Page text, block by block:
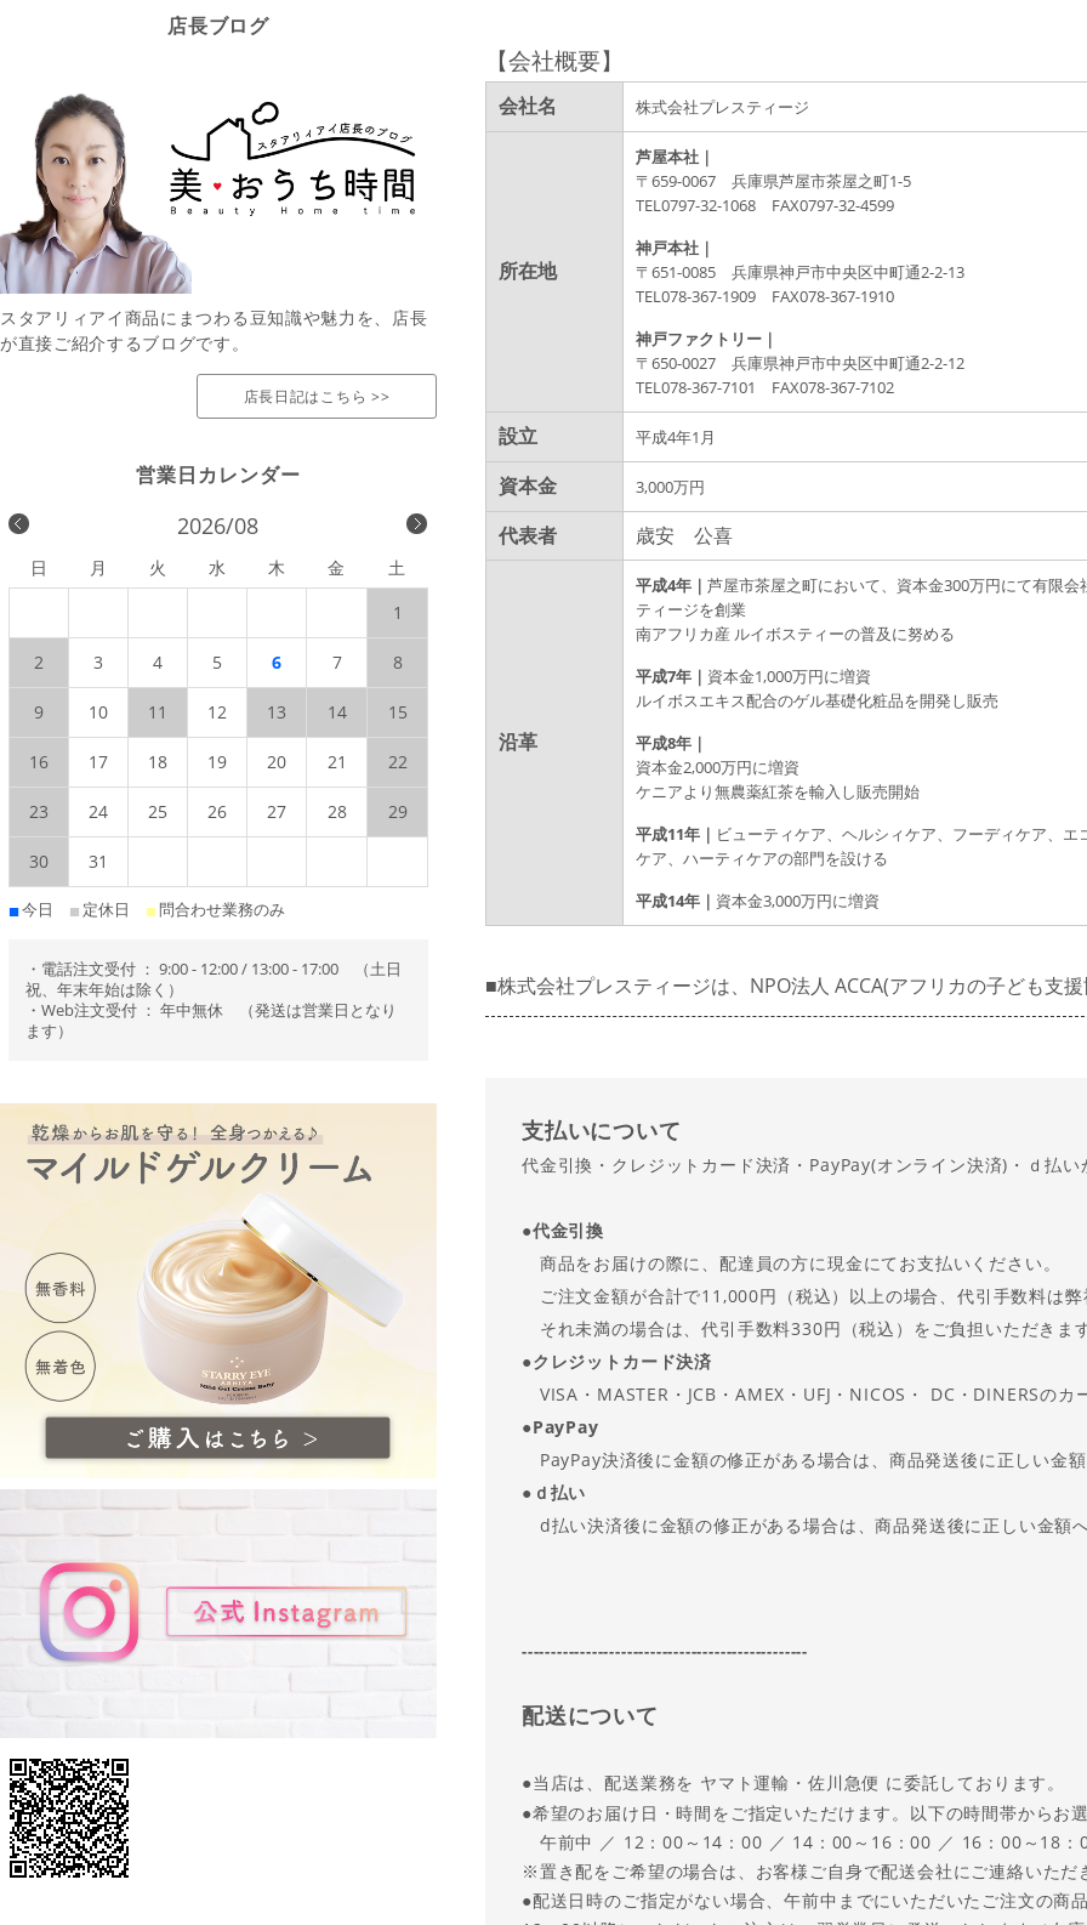
【会社概要】
会社名 株式会社プレスティージ
所在地
芦屋本社｜
〒659-0067 兵庫県芦屋市茶屋之町1-5
TEL0797-32-1068 FAX0797-32-4599
神戸本社｜
〒651-0085 兵庫県神戸市中央区中町通2-2-13
TEL078-367-1909 FAX078-367-1910
神戸ファクトリー｜
〒650-0027 兵庫県神戸市中央区中町通2-2-12
TEL078-367-7101 FAX078-367-7102
設立 平成4年1月
資本金 3,000万円
代表者 歳安 公喜
沿革
平成4年｜ 芦屋市茶屋之町において、資本金300万円にて有限会
ティージを創業
南アフリカ産 ルイボスティーの普及に努める
平成7年｜ 資本金1,000万円に増資
ルイボスエキス配合のゲル基礎化粧品を開発し販売
平成8年｜
資本金2,000万円に増資
ケニアより無農薬紅茶を輸入し販売開始
平成11年｜ ビューティケア、ヘルシィケア、フーディケア、エ
ケア、ハーティケアの部門を設ける
平成14年｜ 資本金3,000万円に増資
■株式会社プレスティージは、NPO法人 ACCA(アフリカの子ども支
支払いについて
代金引換・クレジットカード決済・PayPay(オンライン決済)・ｄ払い
●代金引換
商品をお届けの際に、配達員の方に現金にてお支払いください。
ご注文金額が合計で11,000円（税込）以上の場合、代引手数料は弊
それ未満の場合は、代引手数料330円（税込）をご負担いただきます
●クレジットカード決済
VISA・MASTER・JCB・AMEX・UFJ・NICOS・ DC・DINERSのカ
●PayPay
PayPay決済後に金額の修正がある場合は、商品発送後に正しい金
●ｄ払い
d払い決済後に金額の修正がある場合は、商品発送後に正しい金額
-------------------------------------------------
配送について
●当店は、配送業務を ヤマト運輸・佐川急便 に委託しております。
●希望のお届け日・時間をご指定いただけます。以下の時間帯からお選
午前中 ／ 12：00～14：00 ／ 14：00～16：00 ／ 16：00～18
※置き配をご希望の場合は、お客様ご自身で配送会社にご連絡いただ
●配送日時のご指定がない場合、午前中までにいただいたご注文の商
店長ブログ
スタアリィアイ商品にまつわる豆知識や魅力を、店長
が直接ご紹介するブログです。
店長日記はこちら >>
2026/08
日 月 火 水 木 金
土
1
2 3 4 5 6 7 8
9 10 11 12 13 14 15
16 17 18 19 20 21 22
23 24 25 26 27 28 29
30 31
■今日 ■ 定休日 ■問合わせ業務のみ
・電話注文受付 ： 9:00 - 12:00 / 13:00 - 17:00 （土日
祝、年末年始は除く）
・Web注文受付 ： 年中無休 （発送は営業日となり
ます）